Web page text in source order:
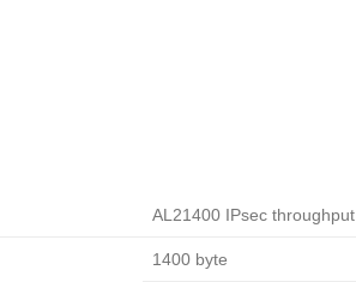
AL21400 IPsec throughput
1400 byte